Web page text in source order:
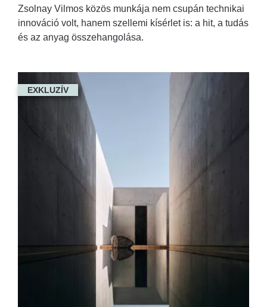
Zsolnay Vilmos közös munkája nem csupán technikai
innováció volt, hanem szellemi kísérlet is: a hit, a tudás
és az anyag összehangolása.
EXKLUZÍV